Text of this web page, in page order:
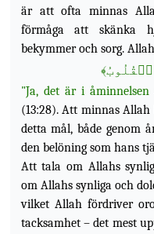
är att ofta minnas
förmåga att skänka
bekymmer och sorg.
﴾
"Ja, det är i
(13:28). Att minnas
detta mål, både genom
den belöning som hans
Att tala om Allahs
om Allahs synliga och
vilket Allah fördriver
tacksamhet – det mest